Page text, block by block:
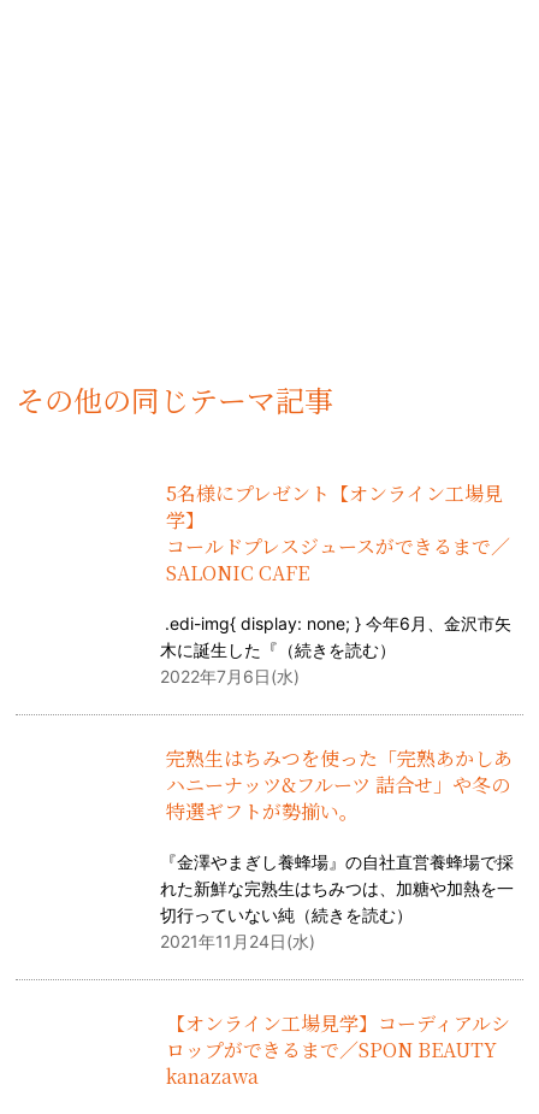
その他の同じテーマ記事
5名様にプレゼント【オンライン工場見
学】
コールドプレスジュースができるまで／
SALONIC CAFE
.edi-img{ display: none; } 今年6月、金沢市矢
木に誕生した『（続きを読む）
2022年7月6日(水)
完熟生はちみつを使った「完熟あかしあ
ハニーナッツ&フルーツ 詰合せ」や冬の
特選ギフトが勢揃い。
『金澤やまぎし養蜂場』の自社直営養蜂場で採
れた新鮮な完熟生はちみつは、加糖や加熱を一
切行っていない純（続きを読む）
2021年11月24日(水)
【オンライン工場見学】コーディアルシ
ロップができるまで／SPON BEAUTY
kanazawa